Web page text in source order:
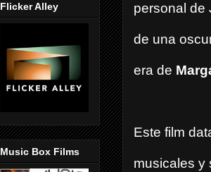
personal de
de una
era de
Este film
musicales y
Flicker Alley
Music Box Films